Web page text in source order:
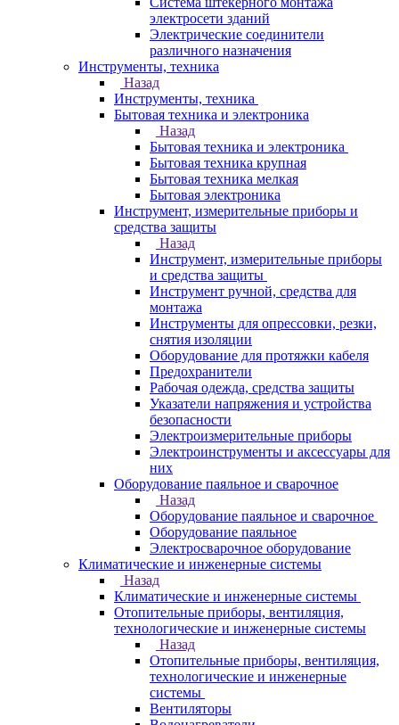
электросети зданий
Электрические соединители
различного назначения
Инструменты, техника
Назад
Инструменты, техника
Бытовая техника и электроника
Назад
Бытовая техника и электроника
Бытовая техника крупная
Бытовая техника мелкая
Бытовая электроника
Инструмент, измерительные приборы и
средства защиты
Назад
Инструмент, измерительные приборы
и средства защиты
Инструмент ручной, средства для
монтажа
Инструменты для опрессовки, резки,
снятия изоляции
Оборудование для протяжки кабеля
Предохранители
Рабочая одежда, средства защиты
Указатели напряжения и устройства
безопасности
Электроизмерительные приборы
Электроинструменты и аксессуары для
них
Оборудование паяльное и сварочное
Назад
Оборудование паяльное и сварочное
Оборудование паяльное
Электросварочное оборудование
Климатические и инженерные системы
Назад
Климатические и инженерные системы
Отопительные приборы, вентиляция,
технологические и инженерные системы
Назад
Отопительные приборы, вентиляция,
технологические и инженерные
системы
Вентиляторы